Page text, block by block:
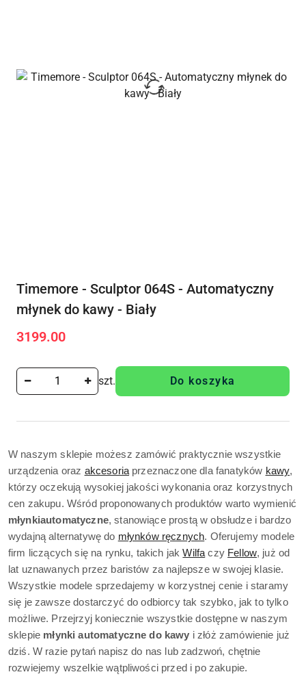
Timemore - Sculptor 064S - Automatyczny
młynek do kawy - Biały
Cena:
3199.00
szt. Do koszyka
W naszym sklepie możesz zamówić praktycznie wszystkie
urządzenia oraz akcesoria przeznaczone dla fanatyków kawy,
którzy oczekują wysokiej jakości wykonania oraz korzystnych
młynkiautomatyczne, stanowiące prostą w obsłudze i bardzo
wydajną alternatywę do młynków ręcznych. Oferujemy modele
firm liczących się na rynku, takich jak Wilfa czy Fellow, już od
lat uznawanych przez baristów za najlepsze w swojej klasie.
Wszystkie modele sprzedajemy w korzystnej cenie i staramy
się je zawsze dostarczyć do odbiorcy tak szybko, jak to tylko
możliwe. Przejrzyj koniecznie wszystkie dostępne w naszym
sklepie młynki automatyczne do kawy i złóż zamówienie już
dziś. W razie pytań napisz do nas lub zadzwoń, chętnie
rozwiejemy wszelkie wątpliwości przed i po zakupie.